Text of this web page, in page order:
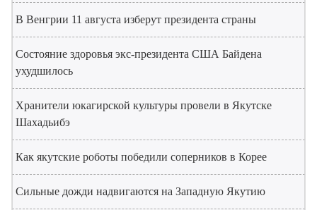
В Венгрии 11 августа изберут президента страны
Состояние здоровья экс-президента США Байдена
ухудшилось
Хранители юкагирской культуры провели в Якутске
Шахадьибэ
Как якутские роботы победили соперников в Корее
Сильные дожди надвигаются на Западную Якутию